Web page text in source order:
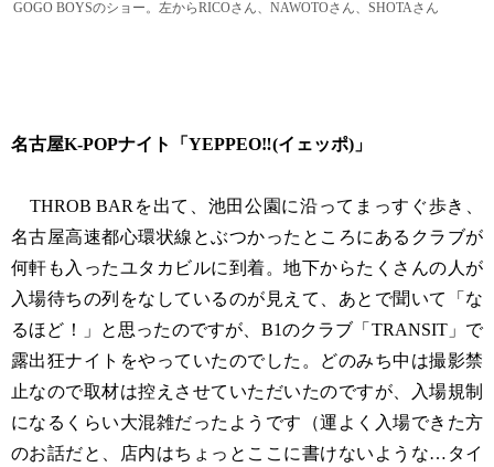
GOGO BOYSのショー。左からRICOさん、NAWOTOさん、SHOTAさん
名古屋K-POPナイト「YEPPEO‼︎(イェッポ)」
THROB BARを出て、池田公園に沿ってまっすぐ歩き、
名古屋高速都心環状線とぶつかったところにあるクラブが
何軒も入ったユタカビルに到着。地下からたくさんの人が
入場待ちの列をなしているのが見えて、あとで聞いて「な
るほど！」と思ったのですが、B1のクラブ「TRANSIT」で
露出狂ナイトをやっていたのでした。どのみち中は撮影禁
止なので取材は控えさせていただいたのですが、入場規制
になるくらい大混雑だったようです（運よく入場できた方
のお話だと、店内はちょっとここに書けないような…タイ